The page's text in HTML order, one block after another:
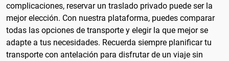
complicaciones, reservar un traslado privado puede ser la
mejor elección. Con nuestra plataforma, puedes comparar
todas las opciones de transporte y elegir la que mejor se
adapte a tus necesidades. Recuerda siempre planificar tu
transporte con antelación para disfrutar de un viaje sin